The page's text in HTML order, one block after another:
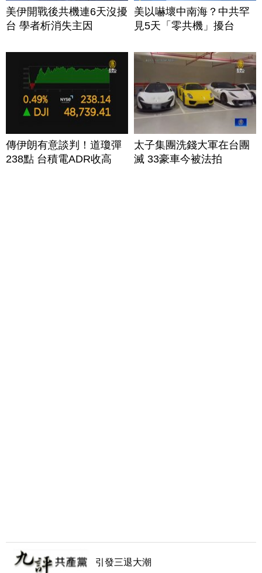
美伊開戰後共機連6天沒擾
台 學者析消失主因
美以嚇壞中南海？中共罕
見5天「零共機」擾台
傳伊朗有意談判！道瓊彈
238點 台積電ADR收高
太子集團洗錢大軍在台團
滅 33豪車今被法拍
引發三退大潮